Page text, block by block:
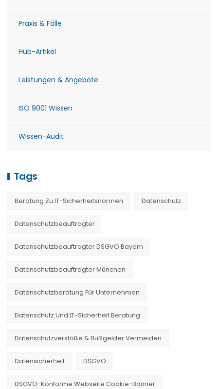
Praxis & Fälle
Hub-Artikel
Leistungen & Angebote
ISO 9001 Wissen
Wissen-Audit
Tags
Beratung Zu IT-Sicherheitsnormen Datenschutz
Datenschutzbeauftragter
Datenschutzbeauftragter DSGVO Bayern
Datenschutzbeauftragter München
Datenschutzberatung Für Unternehmen
Datenschutz Und IT-Sicherheit Beratung
Datenschutzverstöße & Bußgelder Vermeiden
Datensicherheit DSGVO
DSGVO-Konforme Webseite Cookie-Banner